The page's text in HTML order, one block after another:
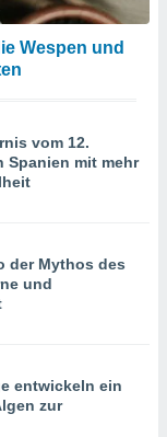
Wespen und
vom 12.
Spanien mit mehr
der Mythos des
und
entwickeln ein
zur